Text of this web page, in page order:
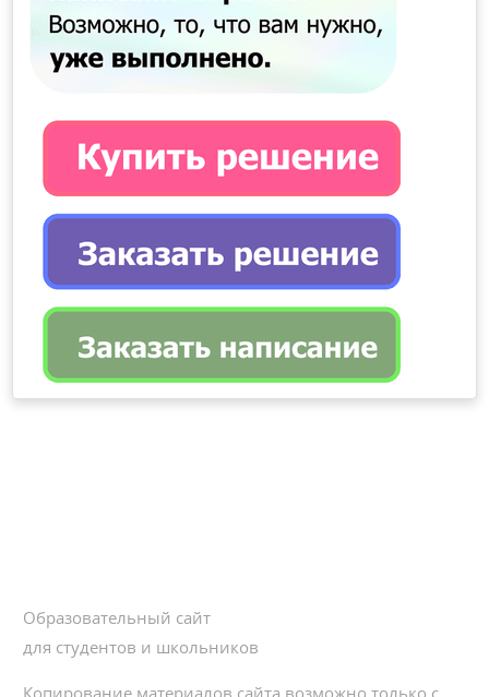
Образовательный сайт
для студентов и школьников
Копирование материалов сайта возможно только с